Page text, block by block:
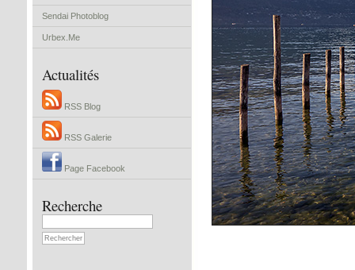
Sendai Photoblog
Urbex.Me
Actualités
RSS Blog
RSS Galerie
Page Facebook
Recherche